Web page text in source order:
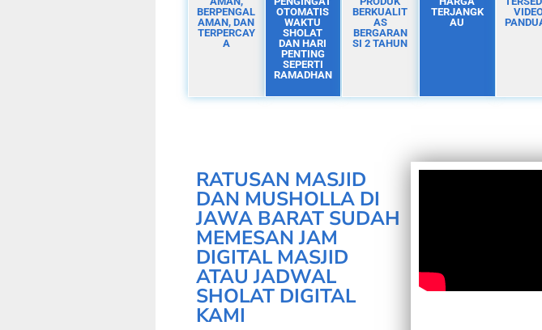
BERPENGAL
AMAN, DAN
TERPERCAY
A
OTOMATIS
WAKTU
SHOLAT
DAN HARI
PENTING
SEPERTI
RAMADHAN
BERKUALIT
AS
BERGARAN
SI 2 TAHUN
TERJANGK
AU
RATUSAN MASJID
DAN MUSHOLLA DI
JAWA BARAT SUDAH
MEMESAN JAM
DIGITAL MASJID
ATAU JADWAL
SHOLAT DIGITAL
KAMI